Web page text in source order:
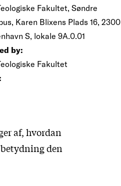
Fakultet, Søndre
Karen Blixens Plads 16, 2300
S, lokale 9A.0.01
by:
Fakultet
af, hvordan
den